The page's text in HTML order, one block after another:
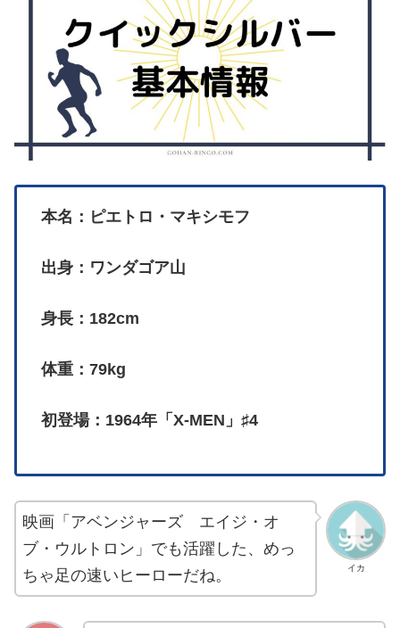
本名：ピエトロ・マキシモフ
出身：ワンダゴア山
身長：182cm
体重：79kg
初登場：1964年「X-MEN」♯4
イカ
映画「アベンジャーズ エイジ・オ
ブ・ウルトロン」でも活躍した、めっ
ちゃ足の速いヒーローだね。